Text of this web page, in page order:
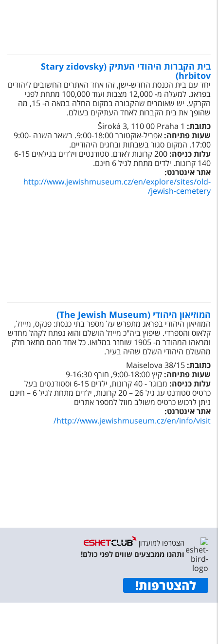
בית הקברות היהודי העתיק (Stary zidovsky
hrbitov)
יחד עם בית הכנסת החדש-ישן, זהו אחד האתרים החשובים ליהודים
בפראג. למעלה מ- 12,000 מצבות ועוד 100,000 מתחת לפני
הקרקע. יש שאומרים שהקבורה במקום החלה במאה ה- 15, מה
שהופך את בית הקברות לאחד העתיקים בעולם.
כתובת: Široká 3, 110 00 Praha 1
שעות פתיחה:
אפריל-אוקטובר 9:00-18:00. בשאר השנה 9:00-
17:00. המקום סגור בשבתות ובחגים היהודיים.
עלות כניסה:
200 קרונות לאדם. סטודנטים וילדים בגילאים 6-15
140 קרונות. ילדים מתחת לגיל 6 חינם.
אתר אינטרנט:
http://www.jewishmuseum.cz/en/explore/sites/old-
jewish-cemetery
/
המוזיאון היהודי (The Jewish Museum)
המוזיאון היהודי בפראג מתפרש על מספר בתי כנסת: פנקס, מייזל,
קלאוס והספרדי. שיפוץ ביה"כ מייזל הושלם והוא נפתח לקהל מחדש
ומראהו המהודר מ- 1905 שוחזר במלואו. כל אחד מהם מתאר חלק
מהעולם היהודי השלם שהיה בעיר.
כתובת: Maiselova 38/15
שעות פתיחה: קיץ 9:00-18:00, חורף 9-16:30
עלות כניסה:
מבוגר - 40 קרונות, ילדים 6-15 וסטודנטים בעל
כרטיס סטודנט עג גיל 26 – 20 קרונות, ילדים מתחת לגיל 6 – חינם
ניתן לרכוש כרטיס משולב מוזל למספר אתרים
אתר אינטרנט:
http://www.jewishmuseum.cz/en/info/visit
/
הצטרפו למועדון
ותהנו ממבצעים שווים לפני כולם!
להצטרפות!